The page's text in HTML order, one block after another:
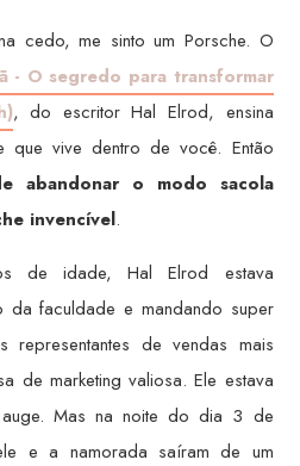
cedo, me sinto um Porsche. O
- O segredo para transformar
, do escritor Hal Elrod, ensina
que vive dentro de você. Então
abandonar o modo sacola
invencível.
de idade, Hal Elrod estava
da faculdade e mandando super
de vendas mais
de marketing valiosa. Ele estava
Mas na noite do dia 3 de
e a namorada saíram de um